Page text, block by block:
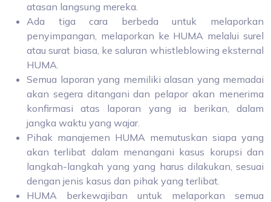
atasan langsung mereka.
Ada tiga cara berbeda untuk melaporkan
penyimpangan, melaporkan ke HUMA melalui surel
atau surat biasa, ke saluran whistleblowing eksternal
HUMA.
Semua laporan yang memiliki alasan yang memadai
akan segera ditangani dan pelapor akan menerima
konfirmasi atas laporan yang ia berikan, dalam
jangka waktu yang wajar.
Pihak manajemen HUMA memutuskan siapa yang
akan terlibat dalam menangani kasus korupsi dan
langkah-langkah yang yang harus dilakukan, sesuai
dengan jenis kasus dan pihak yang terlibat.
HUMA berkewajiban untuk melaporkan semua